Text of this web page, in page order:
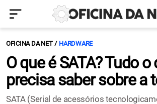
OFICINA DA NET HARDWARE
O que é SATA? Tudo
precisa saber sobre a
SATA (Serial de acessórios